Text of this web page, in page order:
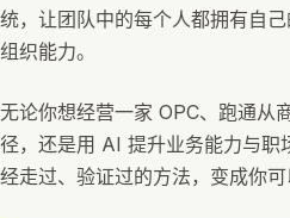
统，让团队中的每个人都拥有自
组织能力。
无论你想经营一家 OPC、跑通从
径，还是用 AI 提升业务能力与职
经走过、验证过的方法，变成你可